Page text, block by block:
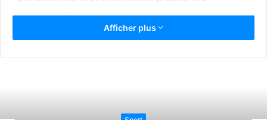
performance.
El Mouradi Hammam
récupération
Afficher plus